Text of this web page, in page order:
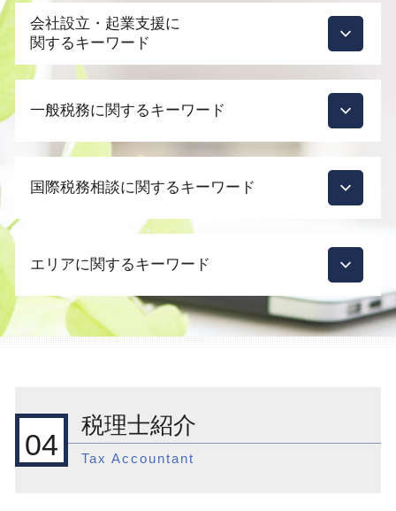
会社設立・起業支援に
関するキーワード
会社設立 合資会社
会社設立 メリット
起業支援 種類
会社設立 合同会社
個人事業主 法人化
法人化 タイミング
起業支援 助成金
会社設立 届出
資本金 1000万
起業 補助金
一般税務に関するキーワード
税務顧問 税理士
税務調査 いつ来る 個人
税務会計
税理士 顧問契約 メリット
節税対策 法人 中小企業
税務調査 いつ 個人
節税 相談 どこに
節税対策 法人 投資
国際税務相談に関するキーワード
外国子会社合算税制 適用対象金額
国際税務 税理士
外国子会社合算税制 改正
外国子会社合算税制 計算方法
租税条約 申請 英語
国際税務 節税
エリアに関するキーワード
新宿区 国際税務相談
品川区 会社設立後 支援
新宿区 一般税務
目黒区 税務調査
04
税理士紹介
Tax Accountant